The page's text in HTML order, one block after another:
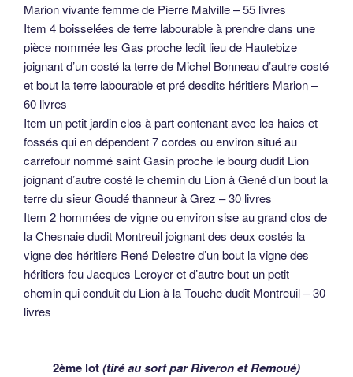
Marion vivante femme de Pierre Malville – 55 livres
Item 4 boisselées de terre labourable à prendre dans une
pièce nommée les Gas proche ledit lieu de Hautebize
joignant d’un costé la terre de Michel Bonneau d’autre costé
et bout la terre labourable et pré desdits héritiers Marion –
60 livres
Item un petit jardin clos à part contenant avec les haies et
fossés qui en dépendent 7 cordes ou environ situé au
carrefour nommé saint Gasin proche le bourg dudit Lion
joignant d’autre costé le chemin du Lion à Gené d’un bout la
terre du sieur Goudé thanneur à Grez – 30 livres
Item 2 hommées de vigne ou environ sise au grand clos de
la Chesnaie dudit Montreuil joignant des deux costés la
vigne des héritiers René Delestre d’un bout la vigne des
héritiers feu Jacques Leroyer et d’autre bout un petit
chemin qui conduit du Lion à la Touche dudit Montreuil – 30
livres
2ème lot(tiré au sort par Riveron et Remoué)